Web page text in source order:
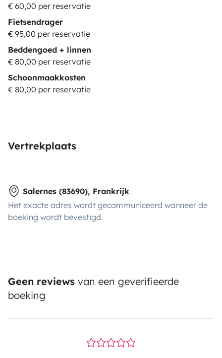
€ 60,00 per reservatie
Fietsendrager
€ 95,00 per reservatie
Beddengoed + linnen
€ 80,00 per reservatie
Schoonmaakkosten
€ 80,00 per reservatie
Vertrekplaats
Salernes (83690), Frankrijk
Het exacte adres wordt gecommuniceerd wanneer de
boeking wordt bevestigd.
Geen reviews van een geverifieerde
boeking